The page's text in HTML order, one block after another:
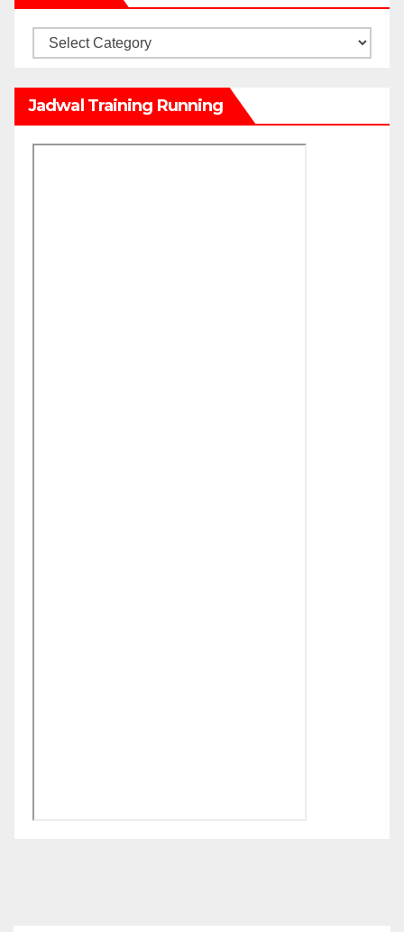
Kategori
Jadwal Training Running